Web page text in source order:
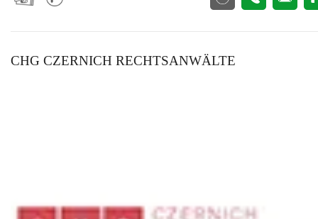
CHG CZERNICH RECHTSANWÄLTE